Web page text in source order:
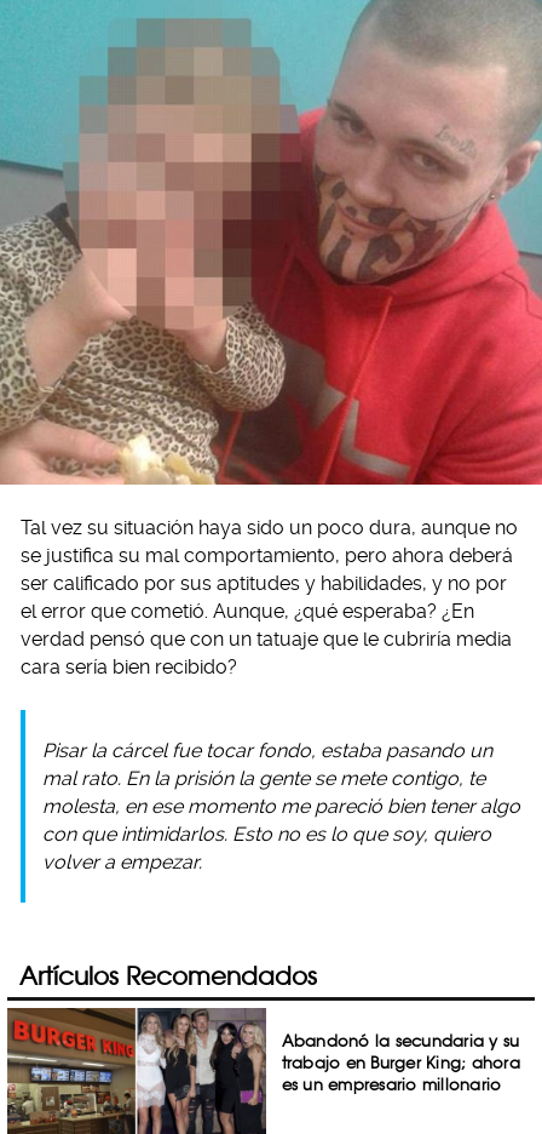
Tal vez su situación haya sido un poco dura, aunque no
se justifica su mal comportamiento, pero ahora deberá
ser calificado por sus aptitudes y habilidades, y no por
el error que cometió. Aunque, ¿qué esperaba? ¿En
verdad pensó que con un tatuaje que le cubriría media
cara sería bien recibido?
Pisar la cárcel fue tocar fondo, estaba pasando un
mal rato. En la prisión la gente se mete contigo, te
molesta, en ese momento me pareció bien tener algo
con que intimidarlos. Esto no es lo que soy, quiero
volver a empezar.
Artículos Recomendados
Abandonó la secundaria y su
trabajo en Burger King; ahora
es un empresario millonario